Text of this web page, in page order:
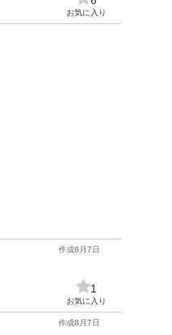
お気に入り
作成8月7日
1
お気に入り
作成8月7日